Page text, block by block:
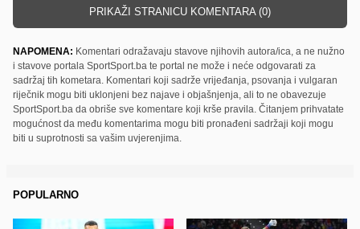
PRIKAŽI STRANICU KOMENTARA (0)
NAPOMENA: Komentari odražavaju stavove njihovih autora/ica, a ne nužno
i stavove portala SportSport.ba te portal ne može i neće odgovarati za
sadržaj tih kometara. Komentari koji sadrže vrijeđanja, psovanja i vulgaran
riječnik mogu biti uklonjeni bez najave i objašnjenja, ali to ne obavezuje
SportSport.ba da obriše sve komentare koji krše pravila. Čitanjem prihvatate
mogućnost da među komentarima mogu biti pronađeni sadržaji koji mogu
biti u suprotnosti sa vašim uvjerenjima.
POPULARNO